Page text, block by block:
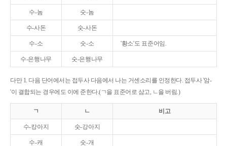
수-놈 숫-놈
수-사돈 숫-사돈
수-소 숫-소 '황소'도 표준어임.
수-은행나무 숫-은행나무
다만 1. 다음 단어에서는 접두사 다음에서 나는 거센소리를 인정한다. 접두사 '암-
'이 결합되는 경우에도 이에 준한다.(ㄱ을 표준어로 삼고, ㄴ을 버림.)
ㄱ ㄴ 비고
수-캉아지 숫-강아지
수-캐 숫-개